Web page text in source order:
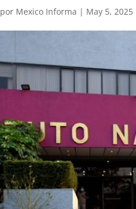
por Mexico Informa | May 5, 2025